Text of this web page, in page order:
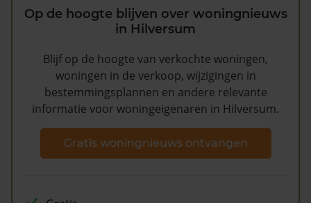
Op de hoogte blijven over woningnieuws
in Hilversum
Blijf op de hoogte van verkochte woningen,
woningen in de verkoop, wijzigingen in
bestemmingsplannen en andere relevante
informatie voor woningeigenaren in Hilversum.
Gratis woningnieuws ontvangen